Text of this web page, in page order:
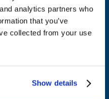
analytics partners who
that you’ve
collected from your use
Show details
Compañía
Sobre Kambi es
Historia del